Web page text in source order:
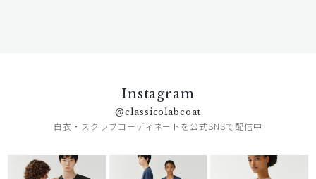
Instagram
@classicolabcoat
白衣・スクラブコーディネートを公式SNSで配信中